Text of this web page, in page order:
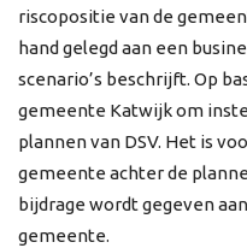
riscopositie van de
hand gelegd aan een
scenario’s beschrijft. Op
gemeente Katwijk om
plannen van DSV. Het is
gemeente achter de
bijdrage wordt gegeven
gemeente.